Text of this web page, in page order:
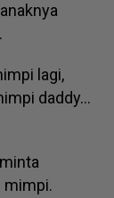
lagi,
daddy...
mimpi.